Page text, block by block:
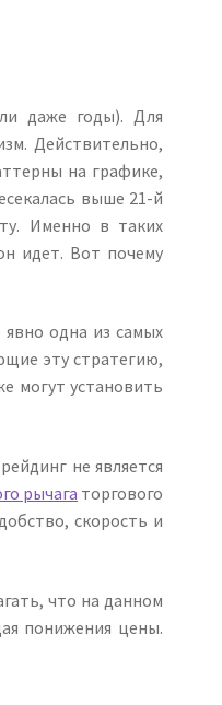
даже годы). Для
Действительно,
на графике,
выше 21-й
Именно в таких
идет. Вот почему
одна из самых
эту стратегию,
могут установить
не является
рычага торгового
скорость и
что на данном
понижения цены.